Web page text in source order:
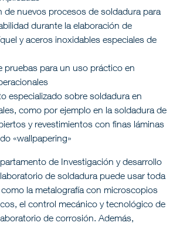
de nuevos procesos de soldadura para
durante la elaboración de
y aceros inoxidables especiales de
pruebas para un uso práctico en
especializado sobre soldadura en
como por ejemplo en la soldadura de
y revestimientos con finas láminas
«wallpapering»
de Investigación y desarrollo
de soldadura puede usar toda
la metalografía con microscopios
el control mecánico y tecnológico de
de corrosión. Además,